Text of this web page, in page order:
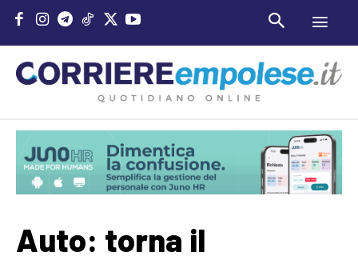
Auto: torna il